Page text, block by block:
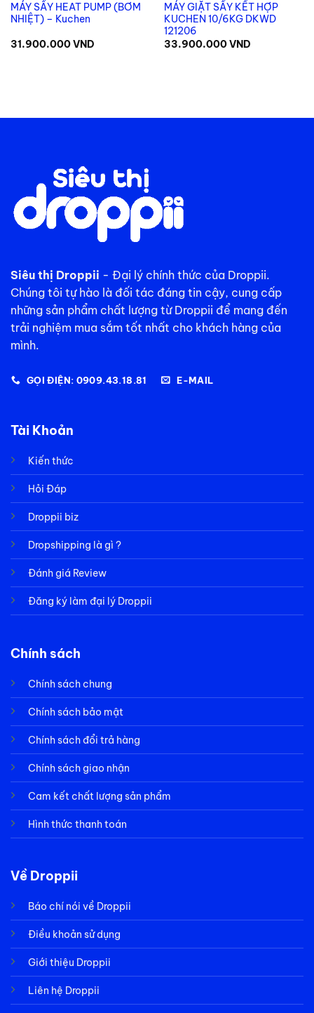
MÁY SẤY HEAT PUMP (BƠM
NHIỆT) – Kuchen
31.900.000VND
MÁY GIẶT SẤY KẾT HỢP
KUCHEN 10/6KG DKWD
121206
33.900.000VND
Siêu thị Droppii - Đại lý chính thức của Droppii.
Chúng tôi tự hào là đối tác đáng tin cậy, cung cấp
những sản phẩm chất lượng từ Droppii để mang đến
trải nghiệm mua sắm tốt nhất cho khách hàng của
mình.
GỌI ĐIỆN: 0909.43.18.81 E-MAIL
Tài Khoản
Kiến thức
Hỏi Đáp
Droppii biz
Dropshipping là gì ?
Đánh giá Review
Đăng ký làm đại lý Droppii
Chính sách
Chính sách chung
Chính sách bảo mật
Chính sách đổi trả hàng
Chính sách giao nhận
Cam kết chất lượng sản phẩm
Hình thức thanh toán
Về Droppii
Báo chí nói về Droppii
Điều khoản sử dụng
Giới thiệu Droppii
Liên hệ Droppii